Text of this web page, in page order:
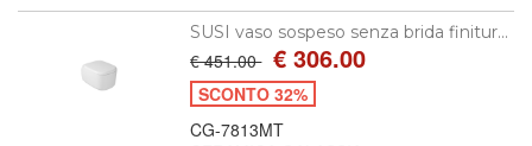
SUSI vaso sospeso senza brida finitur...
€ 451.00 € 306.00
SCONTO 32%
CG-7813MT